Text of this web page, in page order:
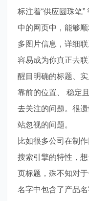
标注着“供应圆珠笔
中的网页中，能够
多图片信息，详细
容易成为你真正去联
醒目明确的标题、
靠前的位置、 稳定
去关注的问题。很
站忽视的问题。
比如很多公司在制
搜索引擎的特性，
页标题，殊不知对
名字中包含了产品名